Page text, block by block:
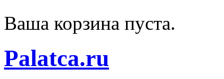
Ваша корзина пуста.
Palatca.ru